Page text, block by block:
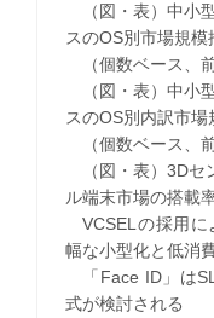
（図・表）中小
スのOS別市場規模
（個数ベース、前
（図・表）中小
スのOS別内訳市場
（個数ベース、前
（図・表）3Dセ
ル端末市場の搭載
VCSELの採用に
幅な小型化と低消
「Face ID」は
式が検討される